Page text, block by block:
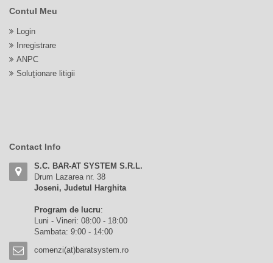
Contul Meu
Login
Inregistrare
ANPC
Soluționare litigii
Contact Info
S.C. BAR-AT SYSTEM S.R.L.
Drum Lazarea nr. 38
Joseni, Judetul Harghita
Program de lucru:
Luni - Vineri: 08:00 - 18:00
Sambata: 9:00 - 14:00
comenzi(at)baratsystem.ro